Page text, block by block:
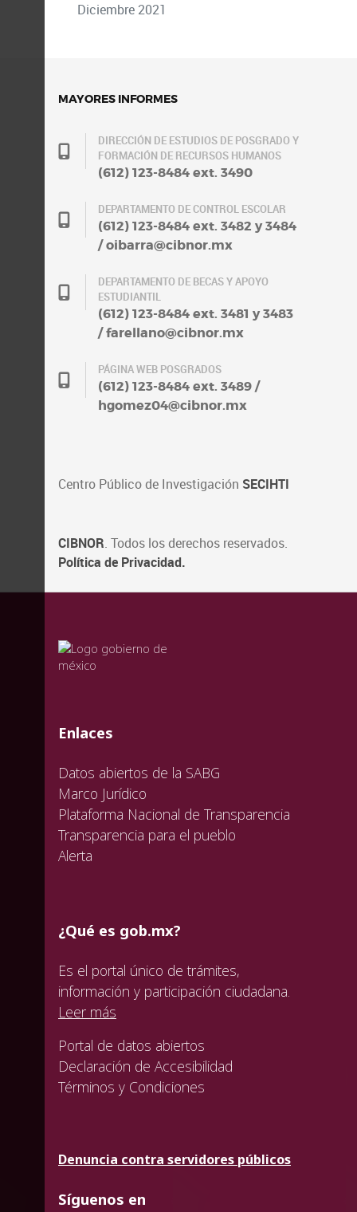
Diciembre 2021
MAYORES INFORMES
DIRECCIÓN DE ESTUDIOS DE POSGRADO Y
FORMACIÓN DE RECURSOS HUMANOS
(612) 123-8484 ext. 3490
DEPARTAMENTO DE CONTROL ESCOLAR
(612) 123-8484 ext. 3482 y 3484
/ oibarra@cibnor.mx
DEPARTAMENTO DE BECAS Y APOYO
ESTUDIANTIL
(612) 123-8484 ext. 3481 y 3483
/ farellano@cibnor.mx
PÁGINA WEB POSGRADOS
(612) 123-8484 ext. 3489 /
hgomez04@cibnor.mx
Centro Público de Investigación SECIHTI
CIBNOR. Todos los derechos reservados.
Política de Privacidad.
valida
valida
valida
Enlaces
Datos abiertos de la SABG
Marco Jurídico
Plataforma Nacional de Transparencia
Transparencia para el pueblo
Alerta
¿Qué es gob.mx?
Es el portal único de trámites,
información y participación ciudadana.
Leer más
Portal de datos abiertos
Declaración de Accesibilidad
Términos y Condiciones
Denuncia contra servidores públicos
Síguenos en